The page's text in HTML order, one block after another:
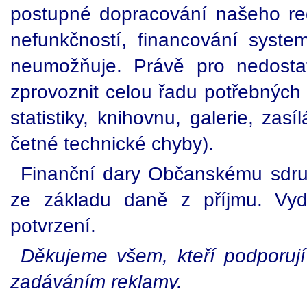
postupné dopracování našeho
nefunkčností, financování
neumožňuje. Právě pro
zprovoznit celou řadu
statistiky, knihovnu, galerie,
četné technické chyby).
Finanční dary Občanskému
ze základu daně z příjmu.
potvrzení.
Děkujeme všem, kteří
zadáváním reklamy.